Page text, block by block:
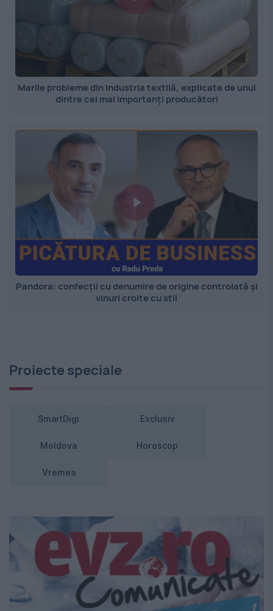
Marile probleme din industria textilă, explicate de unul
dintre cei mai importanți producători
Pandora: confecții cu denumire de origine controlată și
vinuri croite cu stil
Proiecte speciale
SmartDigi Exclusiv
Moldova Horoscop
Vremea